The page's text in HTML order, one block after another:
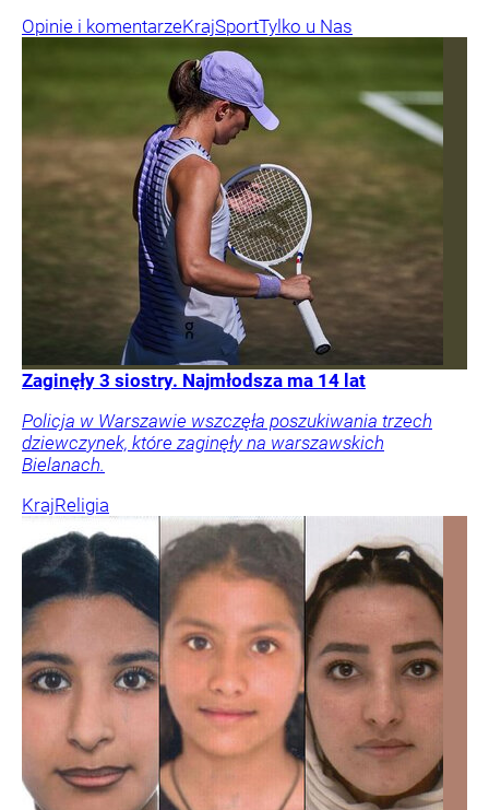
Opinie i komentarzeKrajSportTylko u Nas
Zaginęły 3 siostry. Najmłodsza ma 14 lat
Policja w Warszawie wszczęła poszukiwania trzech
dziewczynek, które zaginęły na warszawskich
Bielanach.
KrajReligia